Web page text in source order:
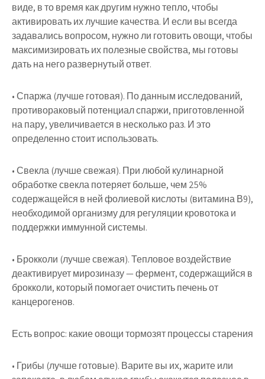
виде, в то время как другим нужно тепло, чтобы
активировать их лучшие качества. И если вы всегда
задавались вопросом, нужно ли готовить овощи, чтобы
максимизировать их полезные свойства, мы готовы
дать на него развернутый ответ.
• Спаржа (лучше готовая). По данным исследований,
противораковый потенциал спаржи, приготовленной
на пару, увеличивается в несколько раз. И это
определенно стоит использовать.
• Свекла (лучше свежая). При любой кулинарной
обработке свекла потеряет больше, чем 25%
содержащейся в ней фолиевой кислоты (витамина В9),
необходимой организму для регуляции кровотока и
поддержки иммунной системы.
• Брокколи (лучше свежая). Тепловое воздействие
деактивирует мирозиназу — фермент, содержащийся в
брокколи, который помогает очистить печень от
канцерогенов.
Есть вопрос: какие овощи тормозят процессы старения
• Грибы (лучше готовые). Варите вы их, жарите или